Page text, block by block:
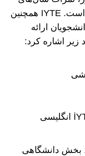
گذشته و سوابق تحصیلی قرار داده است. IYTE همچنین
ارائه
زیر اشاره کرد:
رسانه آموزش در تمام بخش‌های İYTE انگلیسی
دانشگاه صنعتی ازمیر متشکل از 16 بخش دانشگاهی